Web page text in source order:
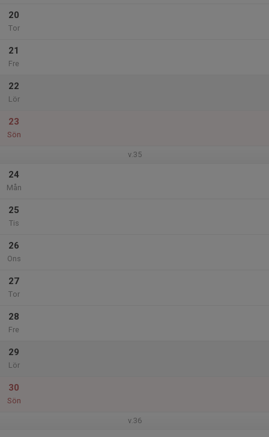
20
Tor
21
Fre
22
Lör
23
Sön
v.35
24
Mån
25
Tis
26
Ons
27
Tor
28
Fre
29
Lör
30
Sön
v.36